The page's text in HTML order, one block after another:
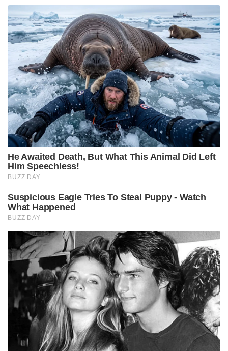
He Awaited Death, But What This Animal Did Left
Him Speechless!
BUZZ DAY
Suspicious Eagle Tries To Steal Puppy - Watch
What Happened
BUZZ DAY